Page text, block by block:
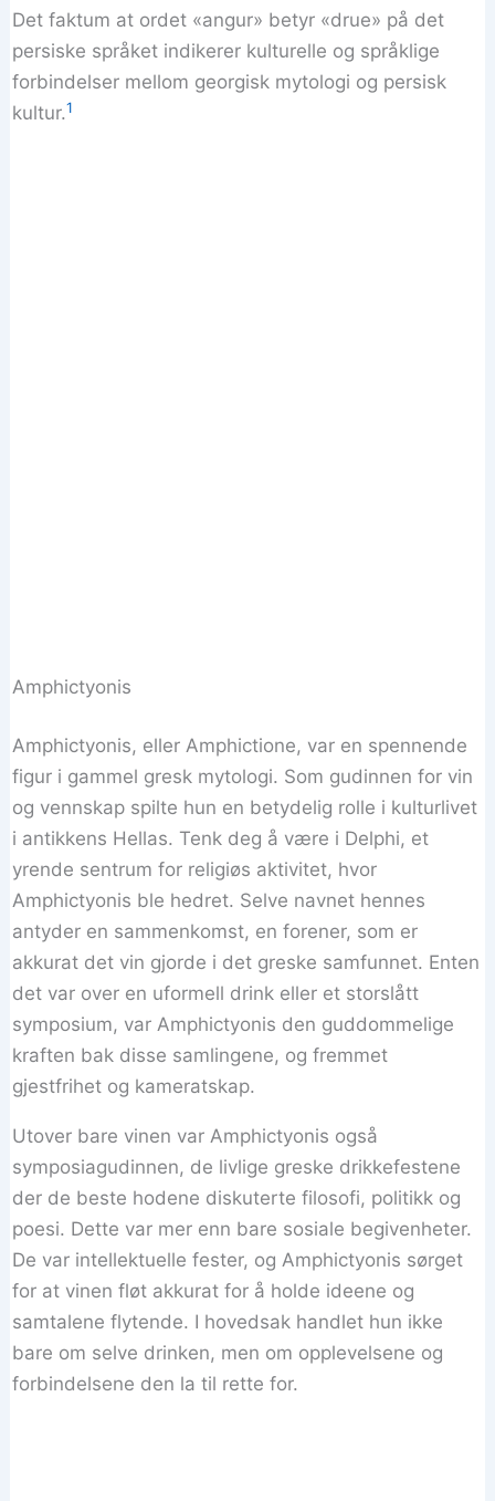
Det faktum at ordet «angur» betyr «drue» på det
persiske språket indikerer kulturelle og språklige
forbindelser mellom georgisk mytologi og persisk
kultur.1
Amphictyonis
Amphictyonis, eller Amphictione, var en spennende
figur i gammel gresk mytologi. Som gudinnen for vin
og vennskap spilte hun en betydelig rolle i kulturlivet
i antikkens Hellas. Tenk deg å være i Delphi, et
yrende sentrum for religiøs aktivitet, hvor
Amphictyonis ble hedret. Selve navnet hennes
antyder en sammenkomst, en forener, som er
akkurat det vin gjorde i det greske samfunnet. Enten
det var over en uformell drink eller et storslått
symposium, var Amphictyonis den guddommelige
kraften bak disse samlingene, og fremmet
gjestfrihet og kameratskap.
Utover bare vinen var Amphictyonis også
symposiagudinnen, de livlige greske drikkefestene
der de beste hodene diskuterte filosofi, politikk og
poesi. Dette var mer enn bare sosiale begivenheter.
De var intellektuelle fester, og Amphictyonis sørget
for at vinen fløt akkurat for å holde ideene og
samtalene flytende. I hovedsak handlet hun ikke
bare om selve drinken, men om opplevelsene og
forbindelsene den la til rette for.